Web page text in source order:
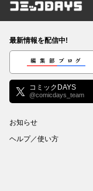
コミック
最新情報を配信中!
編集部ブログ
コミックDAYS
@comicdays_team
お知らせ
ヘルプ／使い方